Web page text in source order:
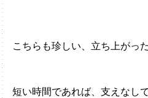
こちらも珍しい、立ち上がっ
短い時間であれば、支えなし